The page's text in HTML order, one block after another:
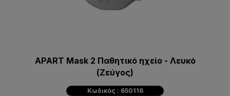
APART Mask 2 Παθητικό ηχείο - Λευκό
(Ζεύγος)
Κωδικός : 650116